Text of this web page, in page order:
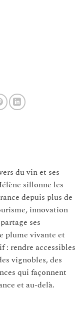
du vin et ses
sillonne les
depuis plus de
innovation
ses
plume vivante et
: rendre accessibles
vignobles, des
qui façonnent
et au-delà.